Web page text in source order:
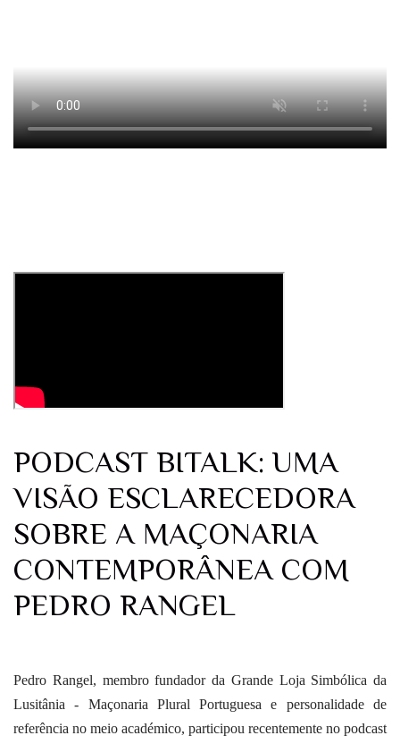
PODCAST BITALK: UMA
VISÃO ESCLARECEDORA
SOBRE A MAÇONARIA
CONTEMPORÂNEA COM
PEDRO RANGEL
Pedro Rangel, membro fundador da Grande Loja Simbólica da
Lusitânia - Maçonaria Plural Portuguesa e personalidade de
referência no meio académico, participou recentemente no podcast